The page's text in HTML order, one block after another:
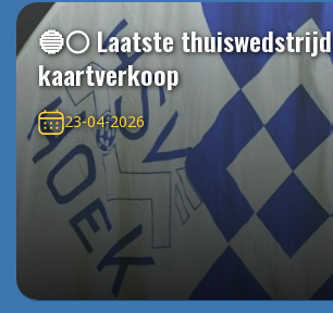
🔵⚪️ Laatste thuiswedstrijd
kaartverkoop
23-04-2026